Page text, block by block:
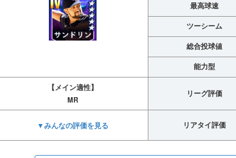
最高球速
ツーシーム
総合投球値
能力型
【メイン適性】
MR
リーグ評価
▼みんなの評価を見る リアタイ評価